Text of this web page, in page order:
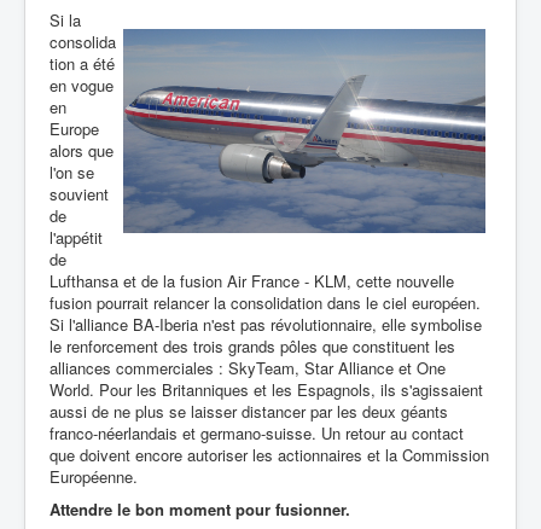
Si la
consolida
tion a été
en vogue
en
Europe
alors que
l'on se
souvient
de
l'appétit
de
Lufthansa et de la fusion Air France - KLM, cette nouvelle
fusion pourrait relancer la consolidation dans le ciel européen.
Si l'alliance BA-Iberia n'est pas révolutionnaire, elle symbolise
le renforcement des trois grands pôles que constituent les
alliances commerciales : SkyTeam, Star Alliance et One
World. Pour les Britanniques et les Espagnols, ils s'agissaient
aussi de ne plus se laisser distancer par les deux géants
franco-néerlandais et germano-suisse. Un retour au contact
que doivent encore autoriser les actionnaires et la Commission
Européenne.
Attendre le bon moment pour fusionner.